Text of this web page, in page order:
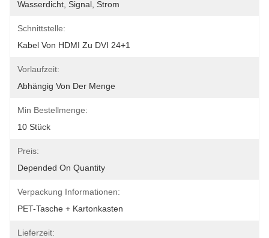
Wasserdicht, Signal, Strom
Schnittstelle:
Kabel Von HDMI Zu DVI 24+1
Vorlaufzeit:
Abhängig Von Der Menge
Min Bestellmenge:
10 Stück
Preis:
Depended On Quantity
Verpackung Informationen:
PET-Tasche + Kartonkasten
Lieferzeit: